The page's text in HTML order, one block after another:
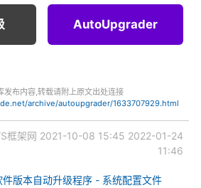
AutoUpgrader
发布内容,转载请附上原文出处连接
archive/autoupgrader/1633707929.html
框架网 2021-10-08 15:45 2022-01-24
11:46
版本自动升级程序 - 系统配置文件